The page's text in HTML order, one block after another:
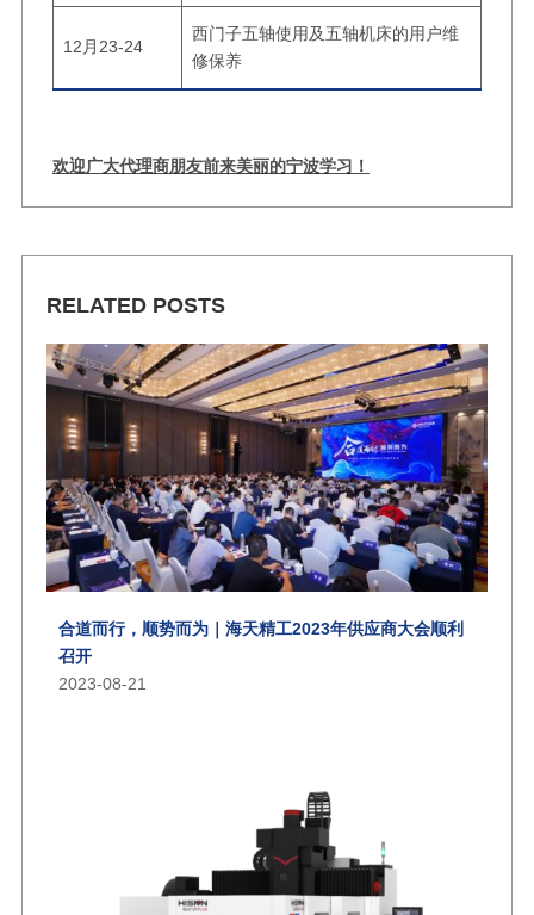
12月23-24
西门子五轴使用及五轴机床的用户维
修保养
欢迎广大代理商朋友前来美丽的宁波学习！
RELATED POSTS
合道而行，顺势而为｜海天精工2023年供应商大会顺利
召开
2023-08-21